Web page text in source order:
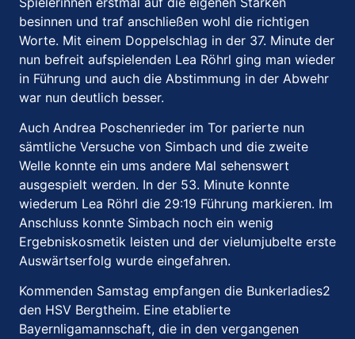
besinnen und traf anschließen wohl die richtigen
Worte. Mit einem Doppelschlag in der 37. Minute der
nun befreit aufspielenden Lea Röhrl ging man wieder
in Führung und auch die Abstimmung in der Abwehr
war nun deutlich besser.
Auch Andrea Poschenrieder im Tor parierte nun
sämtliche Versuche von Simbach und die zweite
Welle konnte ein ums andere Mal sehenswert
ausgespielt werden. In der 53. Minute konnte
wiederum Lea Röhrl die 29:19 Führung markieren. Im
Anschluss konnte Simbach noch ein wenig
Ergebniskosmetik leisten und der vielumjubelte erste
Auswärtserfolg wurde eingefahren.
Kommenden Samstag empfangen die Bunkerladies2
den HSV Bergtheim. Eine etablierte
Bayernligamannschaft, die in den vergangenen